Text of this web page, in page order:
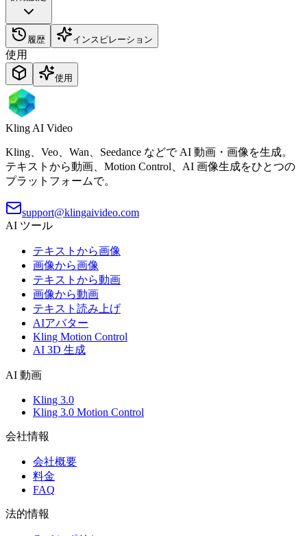
履歴 インスピレーション
使用
Kling AI Video
Kling、Veo、Wan、Seedance などで AI 動画・画像を生成。
テキストから動画、Motion Control、AI 画像生成をひとつの
プラットフォームで。
support@klingaivideo.com
AI ツール
テキストから画像
画像から画像
テキストから動画
画像から動画
テキスト読み上げ
AIアバター
Kling Motion Control
AI 3D 生成
AI 動画
Kling 3.0
Kling 3.0 Motion Control
会社情報
会社概要
料金
FAQ
法的情報